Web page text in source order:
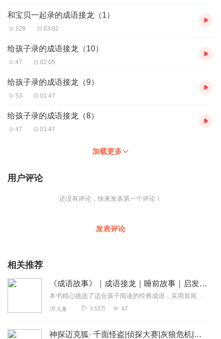
和宝贝一起录的成语接龙（1）
128 03:02
给孩子录的成语接龙（10）
47 02:05
给孩子录的成语接龙（9）
53 01:47
给孩子录的成语接龙（8）
47 01:47
加载更多
用户评论
还没有评论，快来发表第一个评论！
发表评论
相关推荐
《成语故事》｜成语接龙｜睡前故事｜启发故事
本书精心挑选了适合孩子阅读的经典成语，采用首尾相连的方式编排，使得孩子们易于背诵，乐于背诵；另外，还挑选了一些耳熟能详的成语故事，包括叶公好龙、四面楚歌、惊弓之...
儿童 3.53万 67
神探迈克狐· 千面怪盗|侦探大赛|灰狼危机|多多罗